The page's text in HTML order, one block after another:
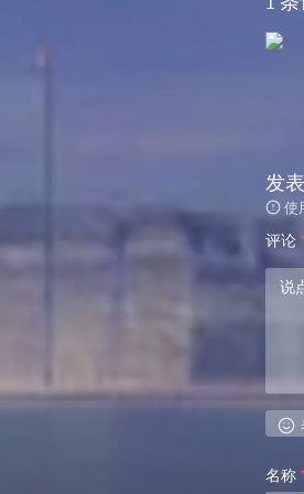
发
使
评论 *
名称 *